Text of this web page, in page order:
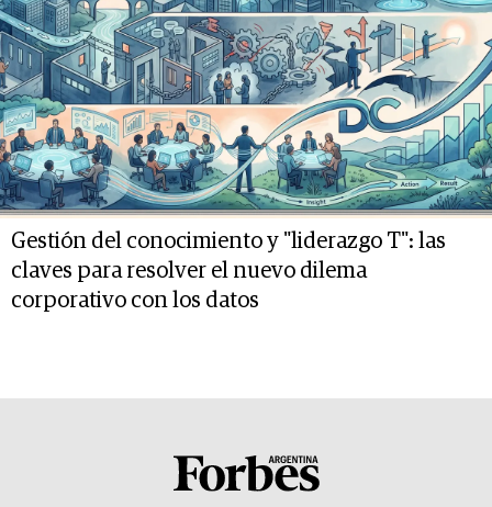
Gestión del conocimiento y "liderazgo T": las
claves para resolver el nuevo dilema
corporativo con los datos